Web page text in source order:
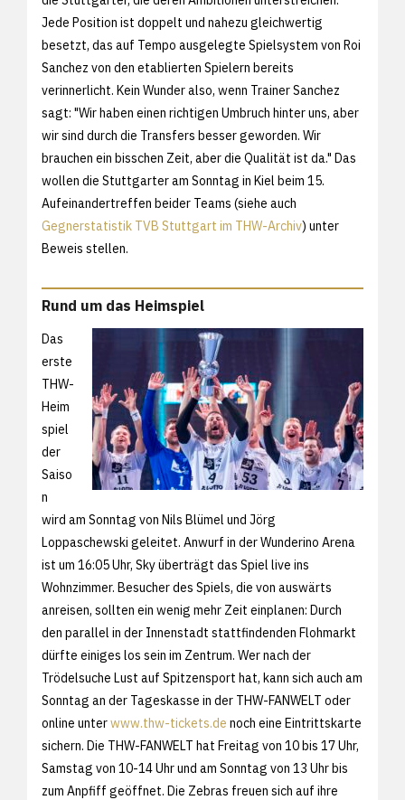
Jede Position ist doppelt und nahezu gleichwertig
besetzt, das auf Tempo ausgelegte Spielsystem von Roi
Sanchez von den etablierten Spielern bereits
verinnerlicht. Kein Wunder also, wenn Trainer Sanchez
sagt: "Wir haben einen richtigen Umbruch hinter uns, aber
wir sind durch die Transfers besser geworden. Wir
brauchen ein bisschen Zeit, aber die Qualität ist da." Das
wollen die Stuttgarter am Sonntag in Kiel beim 15.
Aufeinandertreffen beider Teams (siehe auch
Gegnerstatistik TVB Stuttgart im THW-Archiv) unter
Beweis stellen.
Rund um das Heimspiel
Das
erste
THW-
Heim
spiel
der
Saiso
n
wird am Sonntag von Nils Blümel und Jörg
Loppaschewski geleitet. Anwurf in der Wunderino Arena
ist um 16:05 Uhr, Sky überträgt das Spiel live ins
Wohnzimmer. Besucher des Spiels, die von auswärts
anreisen, sollten ein wenig mehr Zeit einplanen: Durch
den parallel in der Innenstadt stattfindenden Flohmarkt
dürfte einiges los sein im Zentrum. Wer nach der
Trödelsuche Lust auf Spitzensport hat, kann sich auch am
Sonntag an der Tageskasse in der THW-FANWELT oder
online unterwww.thw-tickets.de noch eine Eintrittskarte
sichern. Die THW-FANWELT hat Freitag von 10 bis 17 Uhr,
Samstag von 10-14 Uhr und am Sonntag von 13 Uhr bis
zum Anpfiff geöffnet. Die Zebras freuen sich auf ihre